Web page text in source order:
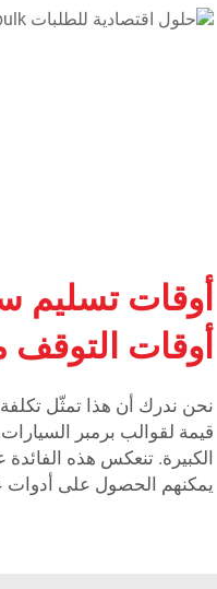
أوقات تسليم
أوقات التوقف
قيمة لقوالب برمبر
الكبيرة. تنعكس هذه
يمكنهم الحصول على أدوات